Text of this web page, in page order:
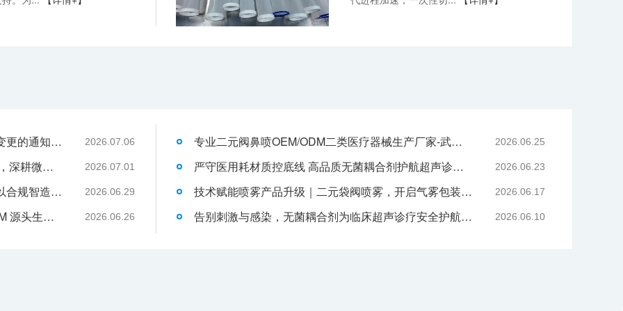
关于消毒型医用超声耦合剂外包装装箱方式变更的通知-武汉耦合医学 2026.07.06
武汉耦合医学：聚焦一次性切口保护套OEM，深耕微创耗材定制代工领域 2026.07.01
液体伤口敷料代工行业升级，武汉耦合医学以合规智造赋能品牌发展 2026.06.29
武汉耦合医学｜专业二类妇科凝胶 OEM/ODM 源头生产厂家 2026.06.26
专业二元阀鼻喷OEM/ODM二类医疗器械生产厂家-武汉耦合医学 2026.06.25
严守医用耗材质控底线 高品质无菌耦合剂护航超声诊疗院感安全-武汉耦合医学 2026.06.23
技术赋能喷雾产品升级｜二元袋阀喷雾，开启气雾包装新工艺时代 2026.06.17
告别刺激与感染，无菌耦合剂为临床超声诊疗安全护航-武汉耦合医学 2026.06.10